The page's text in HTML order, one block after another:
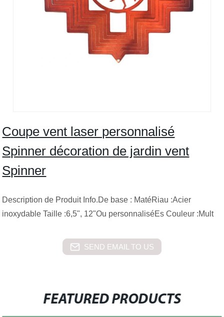
Coupe vent laser personnalisé
Spinner décoration de jardin vent
Spinner
Description de Produit Info.De base : MatéRiau :Acier
inoxydable Taille :6,5", 12"Ou personnaliséEs Couleur :Mult
SEND EMAIL TO US
FEATURED PRODUCTS